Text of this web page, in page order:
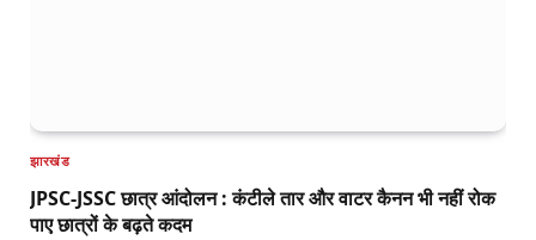
झारखंड
JPSC-JSSC छात्र आंदोलन : कंटीले तार और वाटर कैनन भी नहीं रोक
पाए छात्रों के बढ़ते कदम